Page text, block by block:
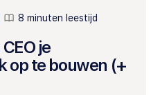
8 minuten leestijd
je
op te bouwen (+